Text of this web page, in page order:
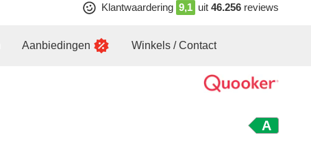
Klantwaardering 9,1 uit 46.256 reviews
Aanbiedingen Winkels / Contact
A